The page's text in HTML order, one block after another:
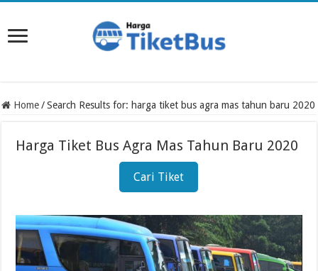
Home / Search Results for: harga tiket bus agra mas tahun baru 2020
Harga Tiket Bus Agra Mas Tahun Baru 2020
Cari Tiket